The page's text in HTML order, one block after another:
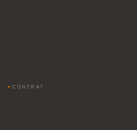
CONTRAT